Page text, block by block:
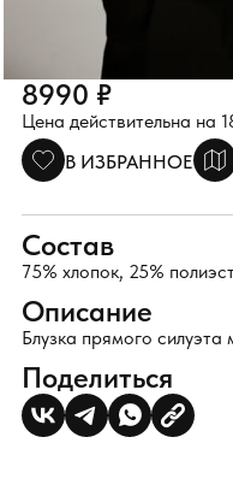
8990 ₽
Цена действительна на
Состав
75% хлопок, 25%
Описание
Блузка прямого силуэта
В ИЗБРАННОЕ
Поделиться